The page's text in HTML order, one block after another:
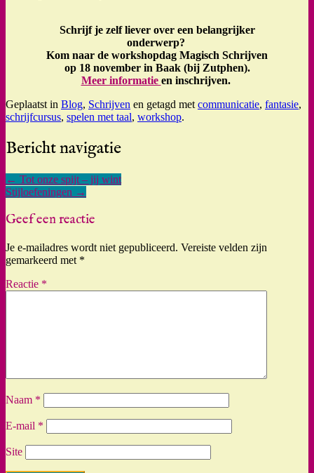
Schrijf je zelf liever over een belangrijker
onderwerp?
Kom naar de workshopdag Magisch Schrijven
op 18 november in Baak (bij Zutphen).
Meer informatie en inschrijven.
Geplaatst in Blog, Schrijven en getagd met communicatie, fantasie,
schrijfcursus, spelen met taal, workshop.
Bericht navigatie
← Tot onze spijt – jij wint
Stijloefeningen →
Geef een reactie
Je e-mailadres wordt niet gepubliceerd. Vereiste velden zijn
gemarkeerd met *
Reactie *
Naam *
E-mail *
Site